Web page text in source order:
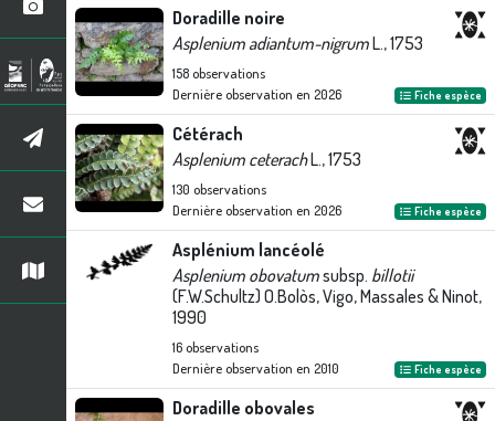
Doradille noire
Asplenium adiantum-nigrumL., 1753
158observations
Dernière observation en 2026 Fiche espèce
Cétérach
Asplenium ceterachL., 1753
130 observations
Dernière observation en 2026 Fiche espèce
Asplénium lancéolé
Asplenium obovatumsubsp. billotii
(F.W.Schultz) O.Bolòs, Vigo, Massales & Ninot,
1990
16observations
Dernière observation en 2010 Fiche espèce
Doradille obovales